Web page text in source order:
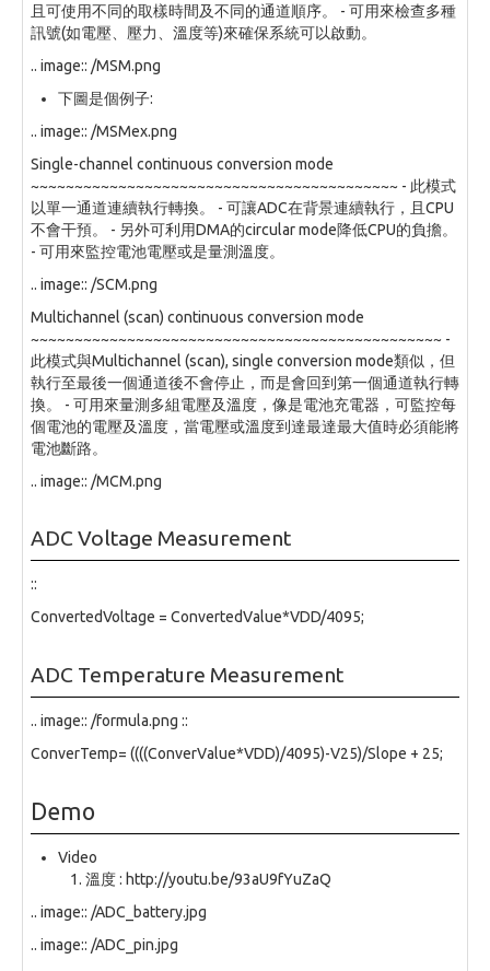
且可使用不同的取樣時間及不同的通道順序。 - 可用來檢查多種
訊號(如電壓、壓力、溫度等)來確保系統可以啟動。
.. image:: /MSM.png
下圖是個例子:
.. image:: /MSMex.png
Single-channel continuous conversion mode
~~~~~~~~~~~~~~~~~~~~~~~~~~~~~~~~~~~~~~~~~~ - 此模式
以單一通道連續執行轉換。 - 可讓ADC在背景連續執行，且CPU
不會干預。 - 另外可利用DMA的circular mode降低CPU的負擔。
- 可用來監控電池電壓或是量測溫度。
.. image:: /SCM.png
Multichannel (scan) continuous conversion mode
~~~~~~~~~~~~~~~~~~~~~~~~~~~~~~~~~~~~~~~~~~~~~~~ -
此模式與Multichannel (scan), single conversion mode類似，但
執行至最後一個通道後不會停止，而是會回到第一個通道執行轉
換。 - 可用來量測多組電壓及溫度，像是電池充電器，可監控每
個電池的電壓及溫度，當電壓或溫度到達最達最大值時必須能將
電池斷路。
.. image:: /MCM.png
ADC Voltage Measurement
::
ConvertedVoltage = ConvertedValue*VDD/4095;
ADC Temperature Measurement
.. image:: /formula.png ::
ConverTemp= ((((ConverValue*VDD)/4095)-V25)/Slope + 25;
Demo
Video
溫度 : http://youtu.be/93aU9fYuZaQ
.. image:: /ADC_battery.jpg
.. image:: /ADC_pin.jpg